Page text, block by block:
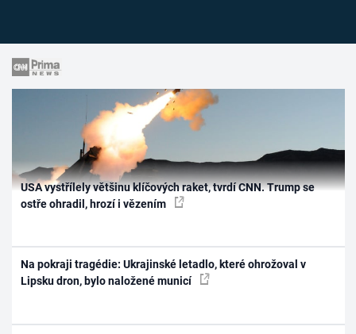
USA vystřílely většinu klíčových raket, tvrdí CNN. Trump se
ostře ohradil, hrozí i vězením
Na pokraji tragédie: Ukrajinské letadlo, které ohrožoval v
Lipsku dron, bylo naložené municí